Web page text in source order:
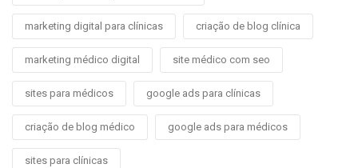
marketing digital para clínicas criação de blog clínica
marketing médico digital site médico com seo
sites para médicos google ads para clínicas
criação de blog médico google ads para médicos
sites para clínicas